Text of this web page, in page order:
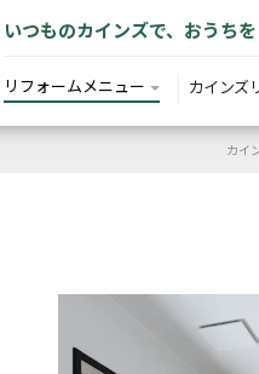
いつものカインズで、おうちを
リフォームメニュー カインズ
カイ